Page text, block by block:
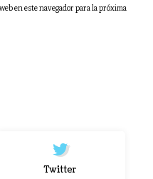
en este navegador para la próxima
Twitter